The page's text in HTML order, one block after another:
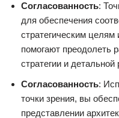
Согласованность:
для обеспечения
стратегическим
помогают преодолеть
стратегии и детальной
Согласованность:
точки зрения, вы
представлении